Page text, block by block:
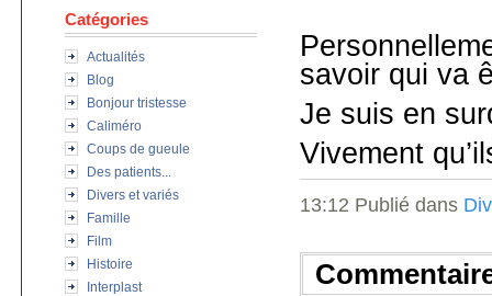
Catégories
Actualités
Blog
Bonjour tristesse
Caliméro
Coups de gueule
Des patients...
Divers et variés
Famille
Film
Histoire
Interplast
savoir qui va
Je suis en
Vivement
13:12 Publié dans